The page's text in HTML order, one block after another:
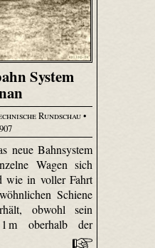
System
Rundschau•
neue Bahnsystem
Wagen sich
wie in voller Fahrt
Schiene
obwohl sein
m oberhalb der